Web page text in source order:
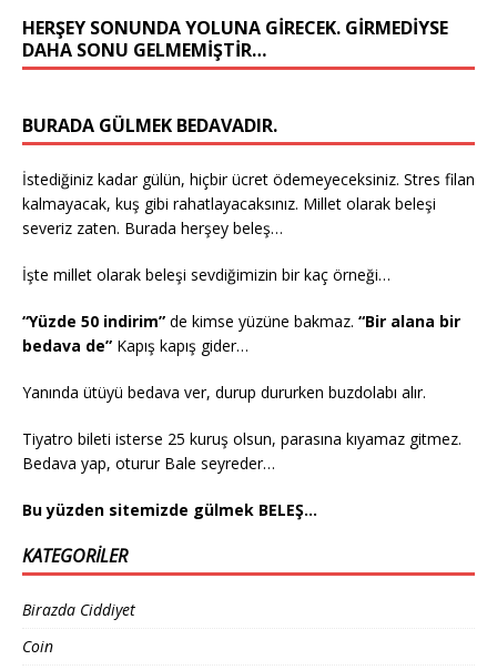
HERŞEY SONUNDA YOLUNA GIRECEK. GIRMEDIYSE
DAHA SONU GELMEMIŞTIR…
BURADA GÜLMEK BEDAVADIR.
İstediğiniz kadar gülün, hiçbir ücret ödemeyeceksiniz. Stres filan
kalmayacak, kuş gibi rahatlayacaksınız. Millet olarak beleşi
severiz zaten. Burada herşey beleş…
İşte millet olarak beleşi sevdiğimizin bir kaç örneği…
“Yüzde 50 indirim” de kimse yüzüne bakmaz. “Bir alana bir
bedava de” Kapış kapış gider…
Yanında ütüyü bedava ver, durup dururken buzdolabı alır.
Tiyatro bileti isterse 25 kuruş olsun, parasına kıyamaz gitmez.
Bedava yap, oturur Bale seyreder…
Bu yüzden sitemizde gülmek BELEŞ…
KATEGORILER
Birazda Ciddiyet
Coin